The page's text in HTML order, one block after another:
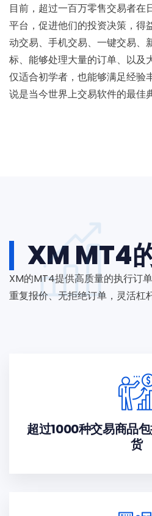
目前，超过一百万零售交易者在
平台，促进他们的投资决策，得
动交易、手机交易、一键交易、
标、能够处理大量的订单、以及
仅适合初学者，也能够满足经验
说是当今世界上交易软件的最佳
XM MT4
XM的MT4提供高质量的执行订
重复报价、无拒绝订单，灵活杠杆
超过1000种交易商品
货